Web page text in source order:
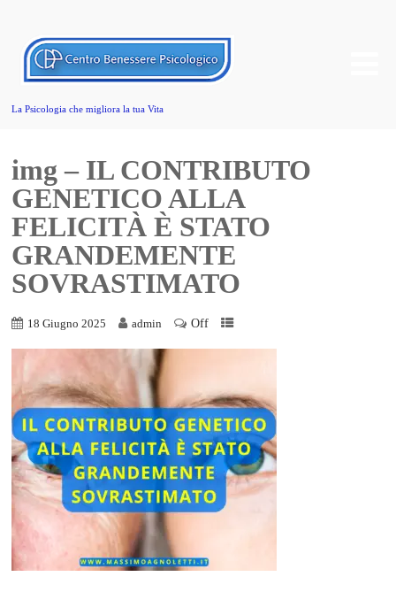
La Psicologia che migliora la tua Vita
img – IL CONTRIBUTO
GENETICO ALLA
FELICITÀ È STATO
GRANDEMENTE
SOVRASTIMATO
18 Giugno 2025 admin Off